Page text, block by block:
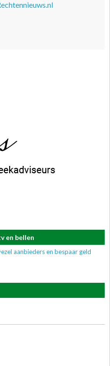
en bellen
aanbieders en bespaar geld